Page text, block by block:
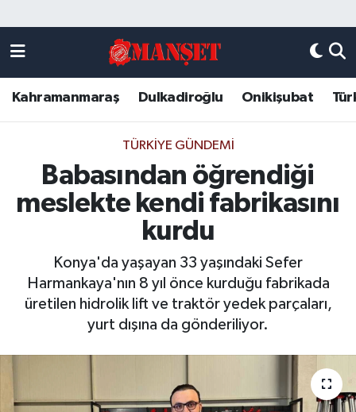
Kahramanmaraş Dulkadiroğlu Onikişubat
TÜRKIYE GÜNDEMI
Babasından öğrendiği
meslekte kendi fabrikasını
kurdu
Konya'da yaşayan 33 yaşındaki Sefer
Harmankaya'nın 8 yıl önce kurduğu fabrikada
üretilen hidrolik lift ve traktör yedek parçaları,
yurt dışına da gönderiliyor.
DULKADİROĞLU
KAHRAMANMARAŞ
ONİKİŞUBAT
Künye
Kahramanmaraş Nöbetçi Eczaneler
Kahramanmaraş Hava Durumu
Kahramanmaraş Trafik Yoğunluk Haritası
Süper Lig Puan Durumu ve Fikstür
Son Dakika Haberleri
Haber Arşivi